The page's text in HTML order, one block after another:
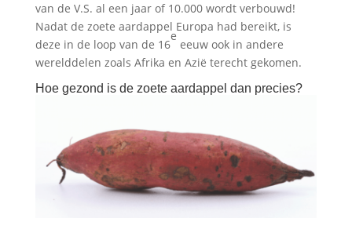
van de V.S. al een jaar of 10.000 wordt verbouwd!
Nadat de zoete aardappel Europa had bereikt, is
deze in de loop van de 16
e
eeuw ook in andere
werelddelen zoals Afrika en Azië terecht gekomen.
Hoe gezond is de zoete aardappel dan precies?